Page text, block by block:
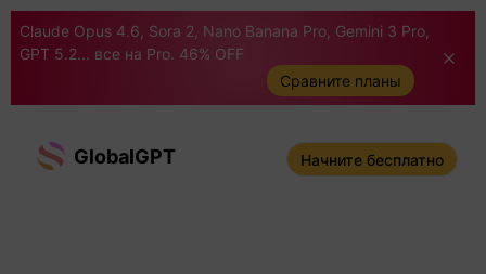
Claude Opus 4.6, Sora 2, Nano Banana Pro, Gemini 3 Pro,
GPT 5.2... все на Pro. 46% OFF
Сравните планы
GlobalGPT Начните бесплатно